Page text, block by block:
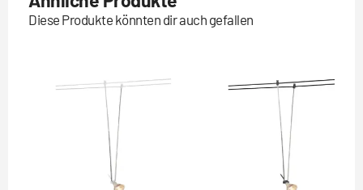
Diese Produkte könnten dir auch gefallen